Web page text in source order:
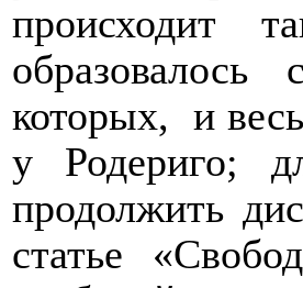
происходит
которых, и
у Родериго;
продолжить
статье